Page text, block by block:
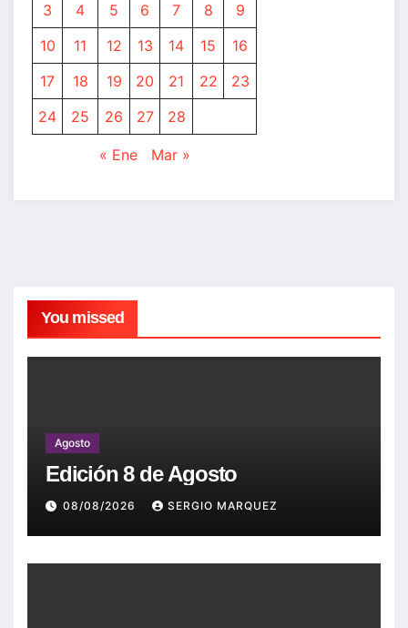
3
4 5 6 7 8
9
10
11 12 13 14 15
16
17
18 19 20 21 22
23
24
25 26 27 28
« Ene Mar »
You missed
Agosto
Edición 8 de Agosto
08/08/2026 SERGIO MARQUEZ